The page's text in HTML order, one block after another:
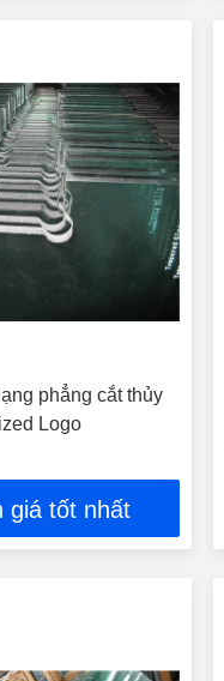
phẳng cắt thủy
Logo
giá tốt nhất